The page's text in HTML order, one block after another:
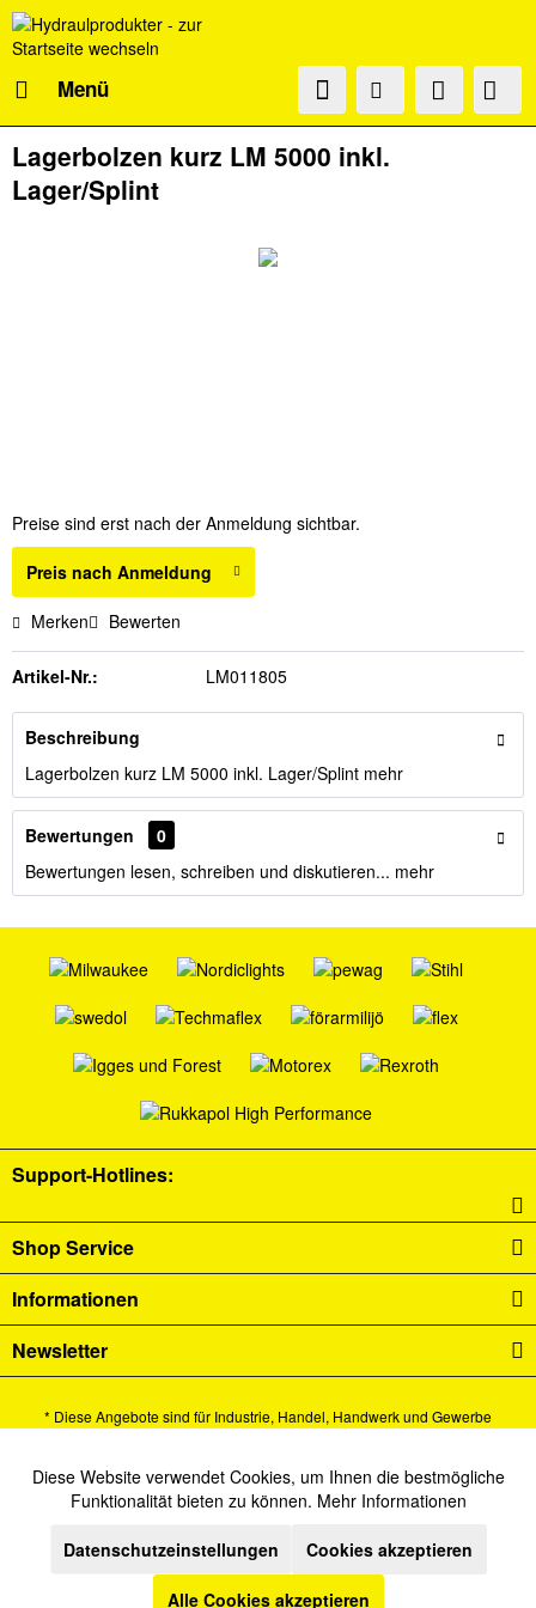
Menü
Lagerbolzen kurz LM 5000 inkl.
Lager/Splint
Preise sind erst nach der Anmeldung sichtbar.
Preis nach Anmeldung
Merken Bewerten
Artikel-Nr.: LM011805
Beschreibung
Lagerbolzen kurz LM 5000 inkl. Lager/Splint mehr
Bewertungen
0
Bewertungen lesen, schreiben und diskutieren... mehr
Support-Hotlines:
Shop Service
Informationen
Newsletter
* Diese Angebote sind für Industrie, Handel, Handwerk und Gewerbe
Alle Preise verstehen sich zzgl. Mehrwertsteuer undVersandkostenund ggf.
Nachnahmegebühren, wenn nicht anders beschrieben.
Cookie-Einstellungen Newsletter
Kontakt
Versand und Zahlungsbedingungen
Datenschutz
Funktionale Aktiv
Marketing Inaktiv
Diese Website verwendet Cookies, um Ihnen die bestmögliche
Funktionalität bieten zu können. Mehr Informationen
Datenschutzeinstellungen Cookies akzeptieren
Alle Cookies akzeptieren